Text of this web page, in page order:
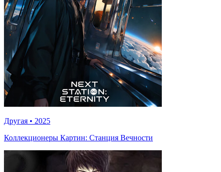
Другая • 2025
Коллекционеры Картин: Станция Вечности